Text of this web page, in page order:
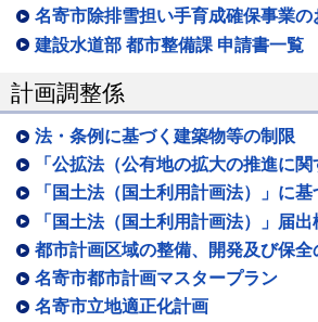
名寄市除排雪担い手育成確保事業の
建設水道部 都市整備課 申請書一覧
計画調整係
法・条例に基づく建築物等の制限
「公拡法（公有地の拡大の推進に
「国土法（国土利用計画法）」に基
「国土法（国土利用計画法）」届
都市計画区域の整備、開発及び保全
名寄市都市計画マスタープラン
名寄市立地適正化計画